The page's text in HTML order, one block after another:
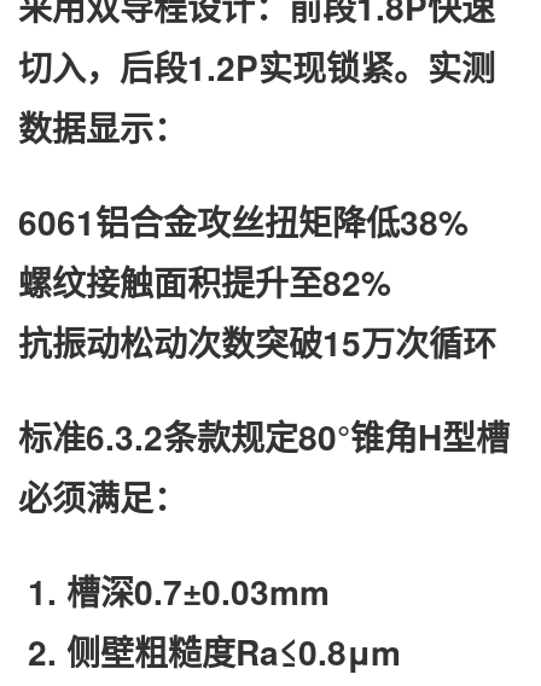
切入，后段1.2P实现锁紧。实测
数据显示：
6061铝合金攻丝扭矩降低38%
螺纹接触面积提升至82%
抗振动松动次数突破15万次循环
标准6.3.2条款规定​​80°锥角H型槽​
必须满足：
槽深0.7±0.03mm
侧壁粗糙度Ra≤0.8μm